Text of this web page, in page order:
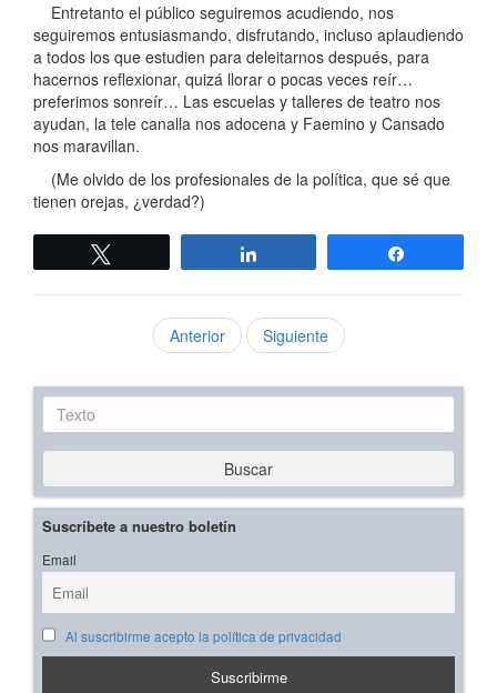
Entretanto el público seguiremos acudiendo, nos
seguiremos entusiasmando, disfrutando, incluso aplaudiendo
a todos los que estudien para deleitarnos después, para
hacernos reflexionar, quizá llorar o pocas veces reír…
preferimos sonreír… Las escuelas y talleres de teatro nos
ayudan, la tele canalla nos adocena y Faemino y Cansado
nos maravillan.
(Me olvido de los profesionales de la política, que sé que
tienen orejas, ¿verdad?)
Anterior Siguiente
Texto
Buscar
Suscríbete a nuestro boletín
Email
Al suscribirme acepto la política de privacidad